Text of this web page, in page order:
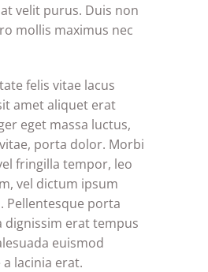
velit purus. Duis non
mollis maximus nec
felis vitae lacus
amet aliquet erat
eget massa luctus,
porta dolor. Morbi
fringilla tempor, leo
vel dictum ipsum
Pellentesque porta
dignissim erat tempus
euismod
a lacinia erat.